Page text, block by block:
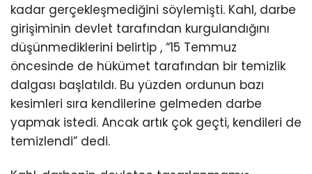
kadar gerçekleşmediğini söylemişti. Kahl, darbe
girişiminin devlet tarafından kurgulandığını
düşünmediklerini belirtip , “15 Temmuz
öncesinde de hükümet tarafından bir temizlik
dalgası başlatıldı. Bu yüzden ordunun bazı
kesimleri sıra kendilerine gelmeden darbe
yapmak istedi. Ancak artık çok geçti, kendileri de
temizlendi” dedi.